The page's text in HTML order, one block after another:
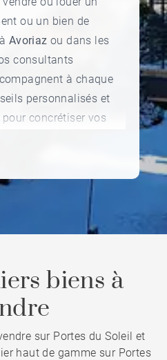
ou un bien de
Avoriaz ou dans les
consultants
à chaque
personnalisés et
concrétiser vos
conditions.
biens à
sur Portes du Soleil et
haut de gamme sur Portes